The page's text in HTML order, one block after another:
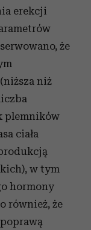
erekcji
że
niż
plemników
ciała
w tym
hormony
również, że